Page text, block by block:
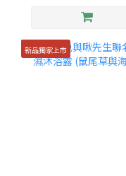
新品獨家上市